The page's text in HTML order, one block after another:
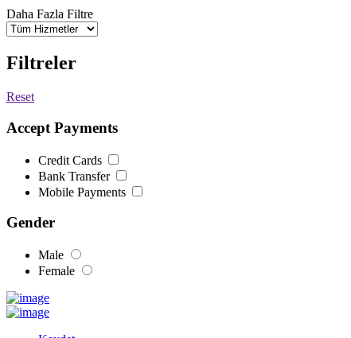
Daha Fazla Filtre
Filtreler
Reset
Accept Payments
Credit Cards
Bank Transfer
Mobile Payments
Gender
Male
Female